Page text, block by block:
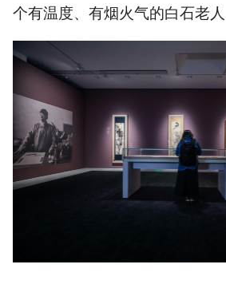
个有温度、有烟火气的白石老人